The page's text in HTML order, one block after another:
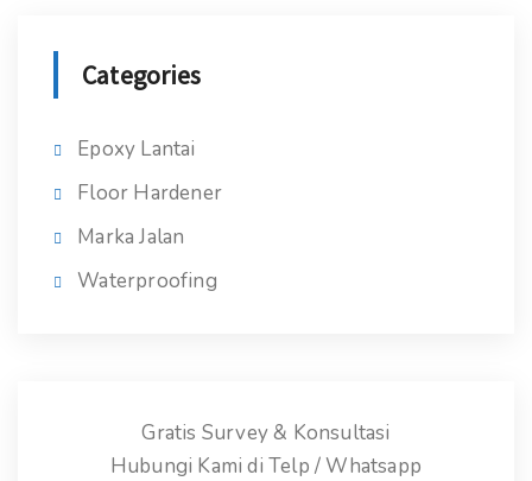
Categories
Epoxy Lantai
Floor Hardener
Marka Jalan
Waterproofing
Gratis Survey & Konsultasi
Hubungi Kami di Telp / Whatsapp